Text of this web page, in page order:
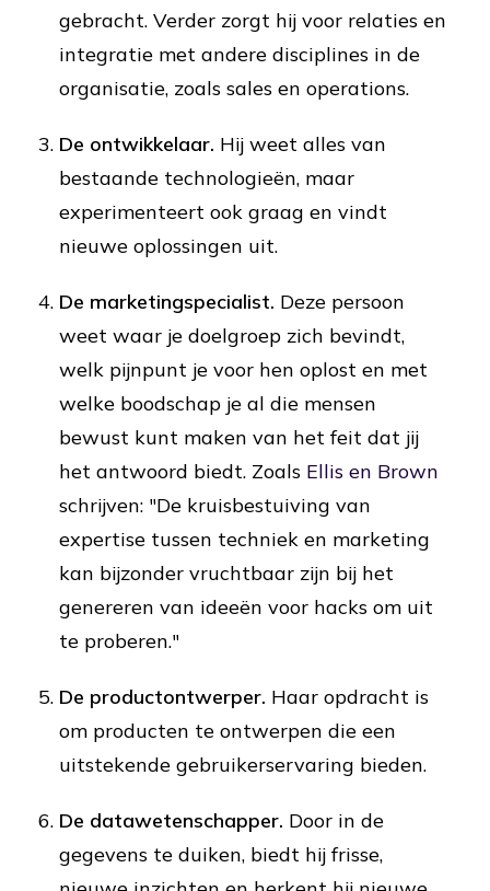
gebracht. Verder zorgt hij voor relaties en
integratie met andere disciplines in de
organisatie, zoals sales en operations.
De ontwikkelaar. Hij weet alles van
bestaande technologieën, maar
experimenteert ook graag en vindt
nieuwe oplossingen uit.
De marketingspecialist. Deze persoon
weet waar je doelgroep zich bevindt,
welk pijnpunt je voor hen oplost en met
welke boodschap je al die mensen
bewust kunt maken van het feit dat jij
het antwoord biedt. Zoals Ellis en Brown
schrijven: "De kruisbestuiving van
expertise tussen techniek en marketing
kan bijzonder vruchtbaar zijn bij het
genereren van ideeën voor hacks om uit
te proberen."
De productontwerper. Haar opdracht is
om producten te ontwerpen die een
uitstekende gebruikerservaring bieden.
De datawetenschapper. Door in de
gegevens te duiken, biedt hij frisse,